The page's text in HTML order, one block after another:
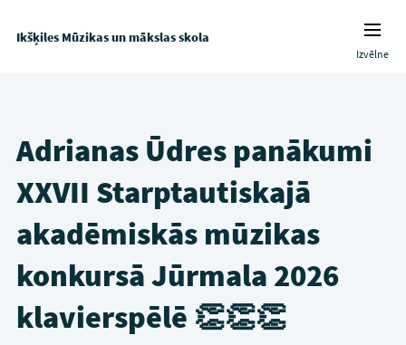
Ikšķiles Mūzikas un mākslas skola
Izvēlne
Adrianas Ūdres panākumi
XXVII Starptautiskajā
akadēmiskās mūzikas
konkursā Jūrmala 2026
klavierspēlē 👏👏👏